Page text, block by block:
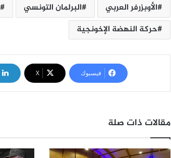
الأوبزرفر العربي البرلمان التونسي
حركة النهضة الإخونجية
فيسبوك ‫X
مقالات ذات صلة